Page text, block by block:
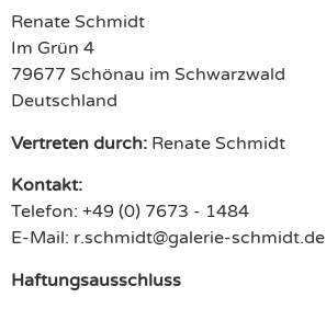
Renate Schmidt
Im Grün 4
79677 Schönau im Schwarzwald
Deutschland
Vertreten durch: Renate Schmidt
Kontakt:
Telefon: +49 (0) 7673 - 1484
E-Mail: r.schmidt@galerie-schmidt.de
Haftungsausschluss